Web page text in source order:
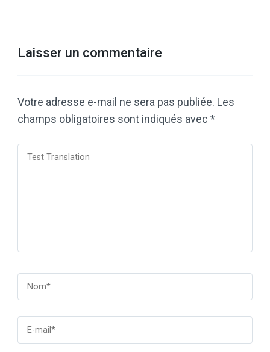
Laisser un commentaire
Votre adresse e-mail ne sera pas publiée. Les
champs obligatoires sont indiqués avec *